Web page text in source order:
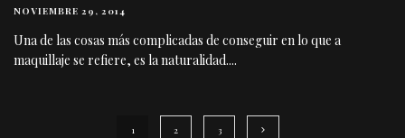
NOVIEMBRE 29, 2014
Una de las cosas más complicadas de conseguir en lo que a
maquillaje se refiere, es la naturalidad....
1 2 3